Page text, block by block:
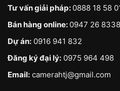
Tư vấn giải pháp: 0888 18 58
Bán hàng online: 0947 26 8338
Dự án: 0916 941 832
Đăng ký đại lý: 0975 964 498
Email: camerahtj@gmail.com